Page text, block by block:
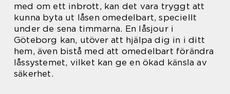
med om ett inbrott, kan det vara tryggt att
kunna byta ut låsen omedelbart, speciellt
under de sena timmarna. En låsjour i
Göteborg kan, utöver att hjälpa dig in i ditt
hem, även bistå med att omedelbart förändra
låssystemet, vilket kan ge en ökad känsla av
säkerhet.